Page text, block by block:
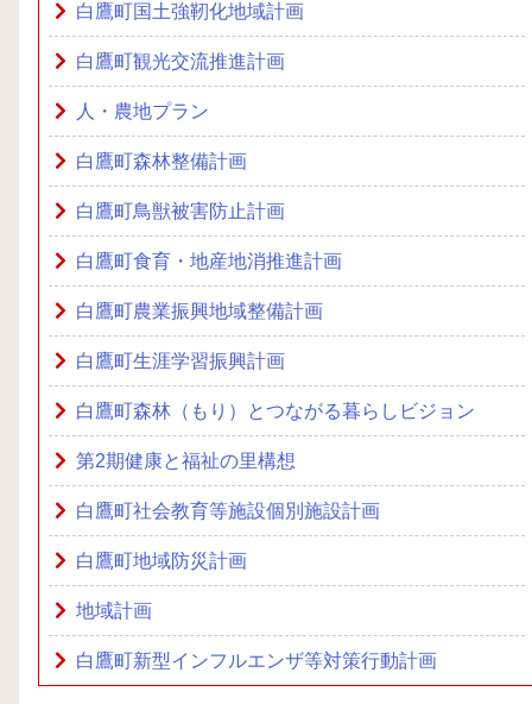
白鷹町国土強靭化地域計画
白鷹町観光交流推進計画
人・農地プラン
白鷹町森林整備計画
白鷹町鳥獣被害防止計画
白鷹町食育・地産地消推進計画
白鷹町農業振興地域整備計画
白鷹町生涯学習振興計画
白鷹町森林（もり）とつながる暮らしビジョン
第2期健康と福祉の里構想
白鷹町社会教育等施設個別施設計画
白鷹町地域防災計画
地域計画
白鷹町新型インフルエンザ等対策行動計画